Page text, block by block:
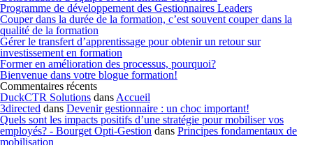
Programme de développement des Gestionnaires Leaders
Couper dans la durée de la formation, c’est souvent couper dans la
qualité de la formation
Gérer le transfert d’apprentissage pour obtenir un retour sur
investissement en formation
Former en amélioration des processus, pourquoi?
Bienvenue dans votre blogue formation!
Commentaires récents
DuckCTR Solutions dans Accueil
3directed dans Devenir gestionnaire : un choc important!
Quels sont les impacts positifs d’une stratégie pour mobiliser vos
employés? - Bourget Opti-Gestion dans Principes fondamentaux de
mobilisation